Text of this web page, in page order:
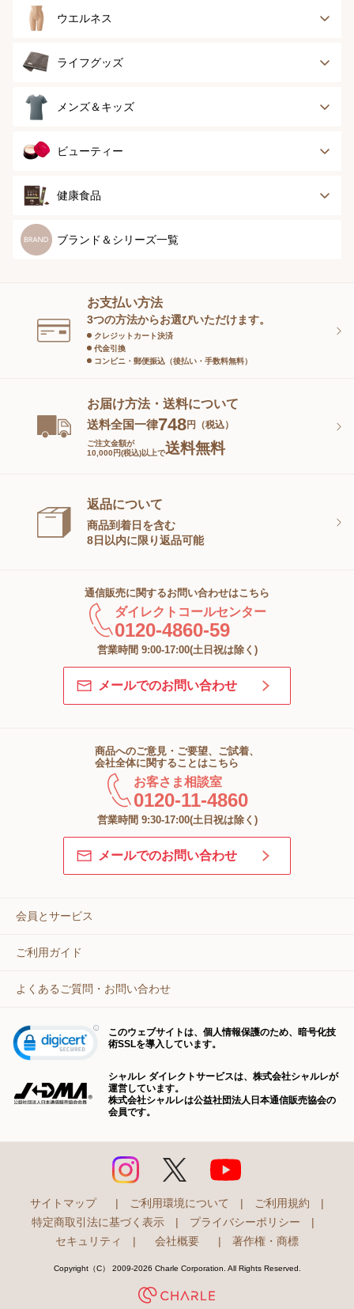
ブラジャー
ボディースーツ
ランジェリー
イツ
ウエルネス
健康サポート
スポーツ
ライフグッズ
アウター
グッズ
メンズ＆キッズ
メンズトップ
メンズソックス
ビューティー
スキンケア
スペシャルケア
スキンケアグッズ
健康食品
健康食品
ブランド＆シリーズ一覧
お支払い方法
3つの方法からお選びいただけます。
クレジットカート決済
代金引換
コンビニ・郵便振込（後払い・手数料無料）
お届け方法・送料について
送料全国一律748円（税込）
ご注文金額が
10,000円(税込)以上で送料無料
返品について
商品到着日を含む
8日以内に限り返品可能
通信販売に関するお問い合わせはこちら
ダイレクトコールセンター
0120-4860-59
営業時間 9:00-17:00(土日祝は除く)
メールでのお問い合わせ
商品へのご意見・ご要望、ご試着、
会社全体に関することはこちら
お客さま相談室
0120-11-4860
営業時間 9:30-17:00(土日祝は除く)
メールでのお問い合わせ
会員とサービス
ご利用ガイド
よくあるご質問・お問い合わせ
このウェブサイトは、個人情報保護のため、暗号化技
術SSLを導入しています。
シャルレ ダイレクトサービスは、株式会社シャルレが
運営しています。
株式会社シャルレは公益社団法人日本通信販売協会の
会員です。
サイトマップ | ご利用環境について | ご利用規約
|
特定商取引法に基づく表示
| プライバシーポリシー
|
セキュリティ
| 会社概要 | 著作権・商標
Copyright（C） 2009-2026 Charle Corporation. All Rights Reserved.